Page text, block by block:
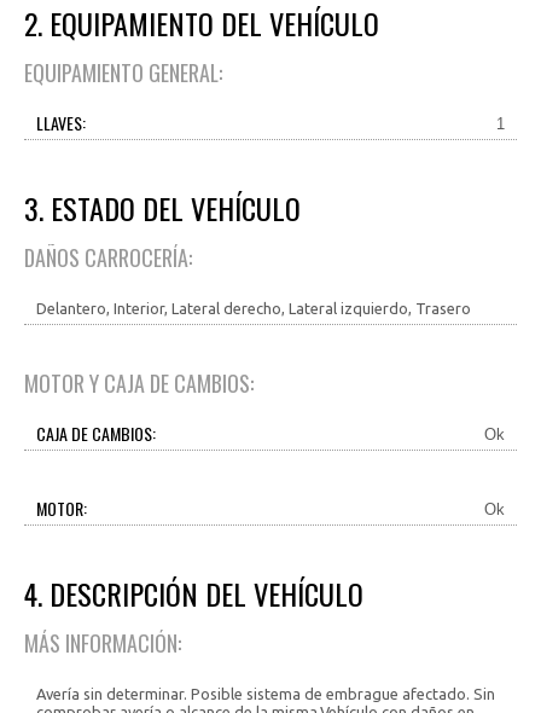
2. EQUIPAMIENTO DEL VEHÍCULO
EQUIPAMIENTO GENERAL:
LLAVES: 1
3. ESTADO DEL VEHÍCULO
DAÑOS CARROCERÍA:
Delantero, Interior, Lateral derecho, Lateral izquierdo, Trasero
MOTOR Y CAJA DE CAMBIOS:
CAJA DE CAMBIOS: Ok
MOTOR: Ok
4. DESCRIPCIÓN DEL VEHÍCULO
MÁS INFORMACIÓN:
Avería sin determinar. Posible sistema de embrague afectado. Sin